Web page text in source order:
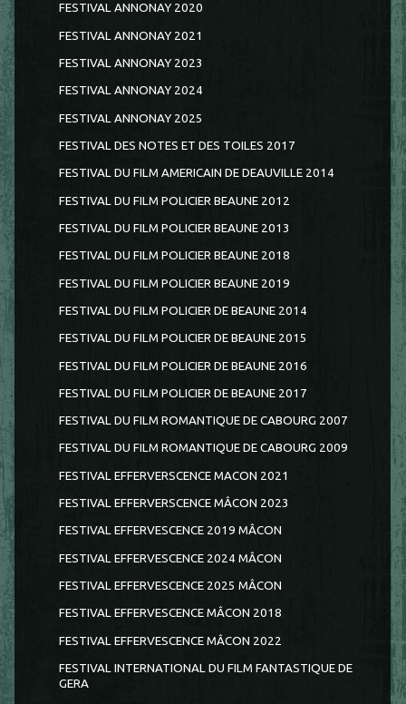
FESTIVAL ANNONAY 2020
FESTIVAL ANNONAY 2021
FESTIVAL ANNONAY 2023
FESTIVAL ANNONAY 2024
FESTIVAL ANNONAY 2025
FESTIVAL DES NOTES ET DES TOILES 2017
FESTIVAL DU FILM AMERICAIN DE DEAUVILLE 2014
FESTIVAL DU FILM POLICIER BEAUNE 2012
FESTIVAL DU FILM POLICIER BEAUNE 2013
FESTIVAL DU FILM POLICIER BEAUNE 2018
FESTIVAL DU FILM POLICIER BEAUNE 2019
FESTIVAL DU FILM POLICIER DE BEAUNE 2014
FESTIVAL DU FILM POLICIER DE BEAUNE 2015
FESTIVAL DU FILM POLICIER DE BEAUNE 2016
FESTIVAL DU FILM POLICIER DE BEAUNE 2017
FESTIVAL DU FILM ROMANTIQUE DE CABOURG 2007
FESTIVAL DU FILM ROMANTIQUE DE CABOURG 2009
FESTIVAL EFFERVERSCENCE MACON 2021
FESTIVAL EFFERVERSCENCE MÂCON 2023
FESTIVAL EFFERVESCENCE 2019 MÂCON
FESTIVAL EFFERVESCENCE 2024 MÂCON
FESTIVAL EFFERVESCENCE 2025 MÂCON
FESTIVAL EFFERVESCENCE MÂCON 2018
FESTIVAL EFFERVESCENCE MÂCON 2022
FESTIVAL INTERNATIONAL DU FILM FANTASTIQUE DE
GERA